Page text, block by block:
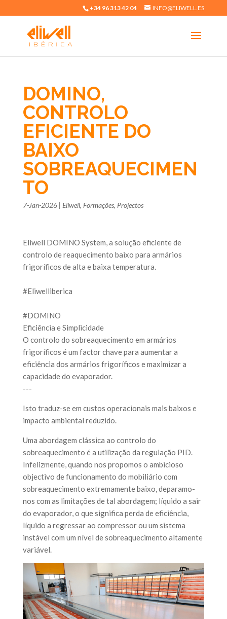
+34 96 313 42 04 INFO@ELIWELL.ES
DOMINO,
CONTROLO
EFICIENTE DO
BAIXO
SOBREAQUECIMEN
TO
7-Jan-2026| Eliwell, Formações, Projectos
Eliwell DOMINO System, a solução eficiente de
controlo de reaquecimento baixo para armários
frigoríficos de alta e baixa temperatura.
#Eliwelliberica
#DOMINO
Eficiência e Simplicidade
O controlo do sobreaquecimento em armários
frigoríficos é um factor chave para aumentar a
eficiência dos armários frigoríficos e maximizar a
capacidade do evaporador.
---
Isto traduz-se em custos operacionais mais baixos e
impacto ambiental reduzido.
Uma abordagem clássica ao controlo do
sobreaquecimento é a utilização da regulação PID.
Infelizmente, quando nos propomos o ambicioso
objectivo de funcionamento do mobiliário com
sobreaquecimento extremamente baixo, deparamo-
nos com as limitações de tal abordagem; líquido a sair
do evaporador, o que significa perda de eficiência,
líquido a regressar ao compressor ou um sistema
instável com um nível de sobreaquecimento altamente
variável.